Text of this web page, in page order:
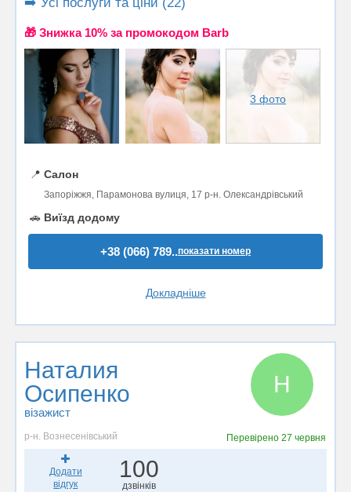
🎁 Знижка 10% за промокодом Barb
3 фото
📍 Салон
Запоріжжя, Парамонова вулиця, 17 р-н. Олександрівський
🚗 Виїзд додому
+38 (066) 789..показати номер
Докладніше
Наталия
Осипенко
візажист
Н
р-н. Вознесенівський Перевірено27 червня
Додати
відгук
100
дзвінків